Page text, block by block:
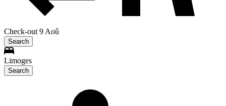
Check-out 9 Aoû
Search
Limoges
Search